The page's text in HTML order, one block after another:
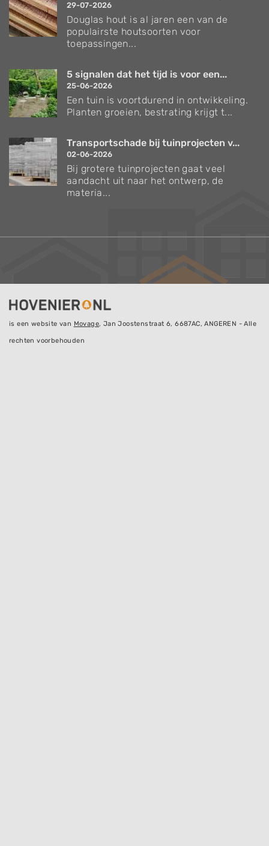
29-07-2026
Douglas hout is al jaren een van de
populairste houtsoorten voor
toepassingen...
5 signalen dat het tijd is voor een...
25-06-2026
Een tuin is voortdurend in ontwikkeling.
Planten groeien, bestrating krijgt t...
Transportschade bij tuinprojecten v...
02-06-2026
Bij grotere tuinprojecten gaat veel
aandacht uit naar het ontwerp, de
materia...
is een website van Movage, Jan Joostenstraat 6, 6687AC, ANGEREN - Alle
rechten voorbehouden